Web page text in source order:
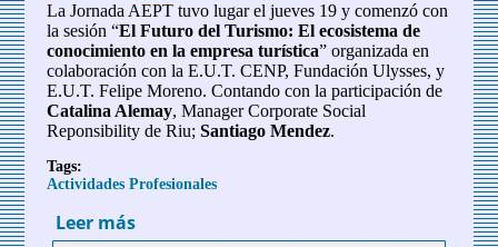
La Jornada AEPT tuvo lugar el jueves 19 y comenzó con
la sesión “El Futuro del Turismo: El ecosistema de
conocimiento en la empresa turística” organizada en
colaboración con la E.U.T. CENP, Fundación Ulysses, y
E.U.T. Felipe Moreno. Contando con la participación de
Catalina Alemay, Manager Corporate Social
Reponsibility de Riu;Santiago Mendez.
Tags:
Actividades Profesionales
Leer más